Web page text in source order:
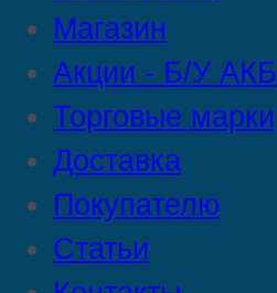
Магазин
Акции - Б/У АКБ
Торговые марки
Доставка
Покупателю
Статьи